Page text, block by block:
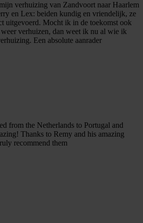
verhuizing van Zandvoort naar Haarlem
en Lex: beiden kundig en vriendelijk, ze
uitgevoerd. Mocht ik in de toekomst ook
verhuizen, dan weet ik nu al wie ik
Een absolute aanrader
from the Netherlands to Portugal and
Thanks to Remy and his amazing
recommend them